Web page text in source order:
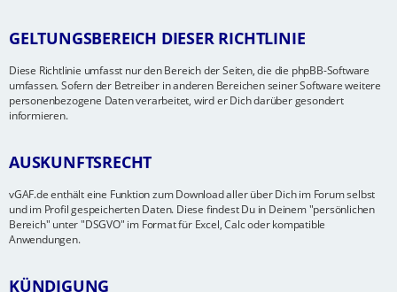
GELTUNGSBEREICH DIESER RICHTLINIE
Diese Richtlinie umfasst nur den Bereich der Seiten, die die phpBB-Software
umfassen. Sofern der Betreiber in anderen Bereichen seiner Software weitere
personenbezogene Daten verarbeitet, wird er Dich darüber gesondert
informieren.
AUSKUNFTSRECHT
vGAF.de enthält eine Funktion zum Download aller über Dich im Forum selbst
und im Profil gespeicherten Daten. Diese findest Du in Deinem "persönlichen
Bereich" unter "DSGVO" im Format für Excel, Calc oder kompatible
Anwendungen.
KÜNDIGUNG